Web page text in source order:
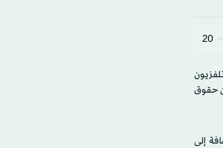
20
حقوق
بث بطولتي كأس العالم للرجال 2026 و2030، بالإضافة إلى